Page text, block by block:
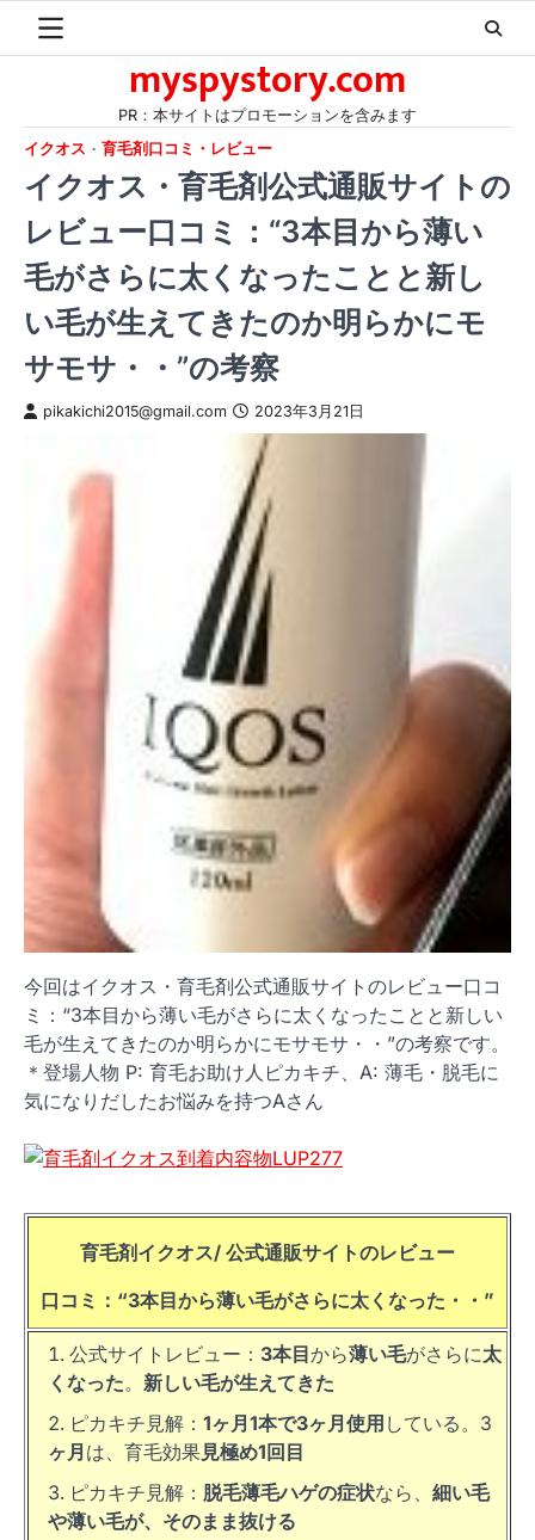
myspystory.com
PR：本サイトはプロモーションを含みます
イクオス
育毛剤口コミ・レビュー
イクオス・育毛剤公式通販サイトの
レビュー口コミ：“3本目から薄い
毛がさらに太くなったことと新し
い毛が生えてきたのか明らかにモ
サモサ・・”の考察
pikakichi2015@gmail.com 2023年3月21日
今回はイクオス・育毛剤公式通販サイトのレビュー口コ
ミ：“3本目から薄い毛がさらに太くなったことと新しい
毛が生えてきたのか明らかにモサモサ・・”の考察です。
＊登場人物 P: 育毛お助け人ピカキチ、A: 薄毛・脱毛に
気になりだしたお悩みを持つAさん
育毛剤イクオス/ 公式通販サイトのレビュー
口コミ： “3本目から薄い毛がさらに太くなった・・ ”
公式サイトレビュー： 3本目から薄い毛がさらに太
くなった。 新しい毛が生えてきた
ピカキチ見解： 1ヶ月1本で3ヶ月使用 している。3
ヶ月 は、育毛効果見極め1回目
ピカキチ見解： 脱毛薄毛ハゲの症状なら、 細い毛
や薄い毛が、そのまま抜ける